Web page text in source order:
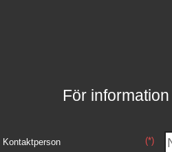
För
Kontaktperson (*)